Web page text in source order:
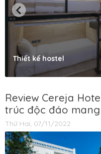
Thiết kế hostel
Review Cereja
trúc độc đáo
Thứ Hai, 07/11/2022